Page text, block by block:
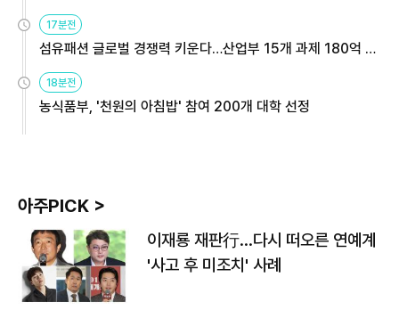
용해야
17분전
섬유패션 글로벌 경쟁력 키운다…산업부 15개 과제 180억 지
원
18분전
농식품부, '천원의 아침밥' 참여 200개 대학 선정
아주PICK >
이재룡 재판行…다시 떠오른 연예계
'사고 후 미조치' 사례